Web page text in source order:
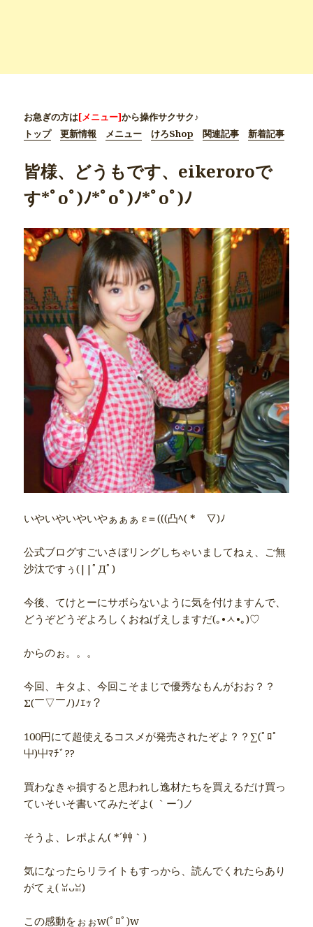
お急ぎの方は[メニュー]から操作サクサク♪
トップ
更新情報 メニュー けろShop 関連記事 新着記事
皆様、どうもです、eikeroroで
す*ﾟoﾟ)ﾉ*ﾟoﾟ)ﾉ*ﾟoﾟ)ﾉ
いやいやいやいやぁぁぁ ε＝(((凸ﾍ( *￣▽)ﾉ
公式ブログすごいさぼリングしちゃいましてねぇ、ご無
沙汰ですぅ(||ﾟДﾟ)
今後、てけとーにサボらないように気を付けますんで、
どうぞどうぞよろしくおねげえしますだ(｡•ㅅ•｡)♡
からのぉ。。。
今回、キタよ、今回こそまじで優秀なもんがおお？？
Σ(￣▽￣ﾉ)ﾉｴｯ？
100円にて超使えるコスメが発売されたぞよ？？∑(ﾟﾛﾟ
屮)屮ﾏﾁﾞ??
買わなきゃ損すると思われし逸材たちを買えるだけ買っ
ていそいそ書いてみたぞよ( ｀ー´)ノ
そうよ、レポよん( *´艸｀)
気になったらリライトもすっから、読んでくれたらあり
がてぇ( ꈍᴗꈍ)
この感動をぉぉw(ﾟﾛﾟ)w